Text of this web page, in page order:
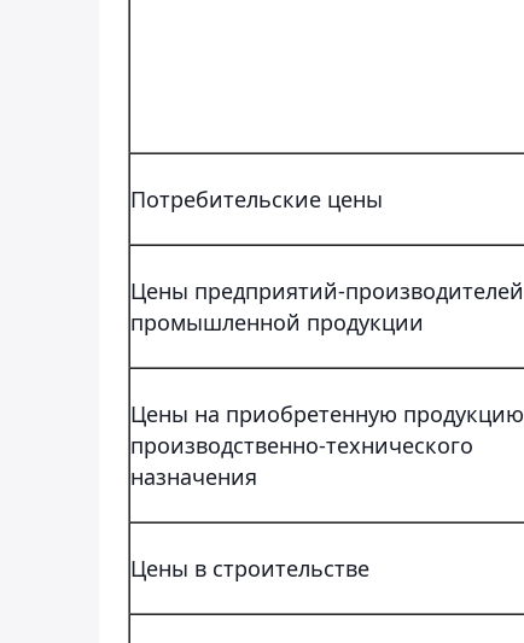
Потребительские цены
Цены предприятий-производителей
промышленной продукции
Цены на приобретенную продукцию
производственно-технического
назначения
Цены в строительстве